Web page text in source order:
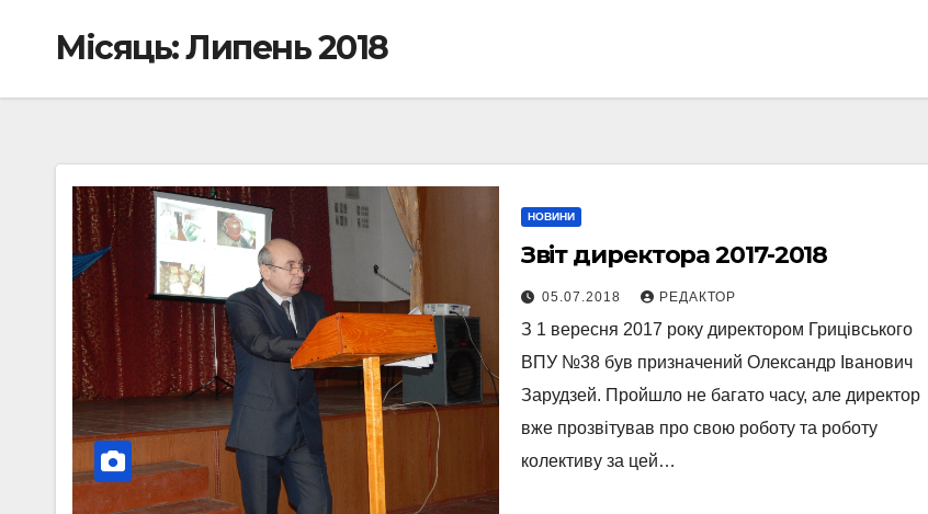
Місяць:Липень 2018
НОВИНИ
Звіт директора 2017-2018
05.07.2018 РЕДАКТОР
З 1 вересня 2017 року директором Грицівського
ВПУ №38 був призначений Олександр Іванович
Зарудзей. Пройшло не багато часу, але директор
вже прозвітував про свою роботу та роботу
колективу за цей…